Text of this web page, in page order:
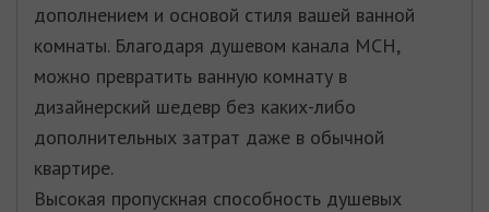
дополнением и основой стиля вашей ванной
комнаты. Благодаря душевом канала МСН,
можно превратить ванную комнату в
дизайнерский шедевр без каких-либо
дополнительных затрат даже в обычной
квартире.
Высокая пропускная способность душевых